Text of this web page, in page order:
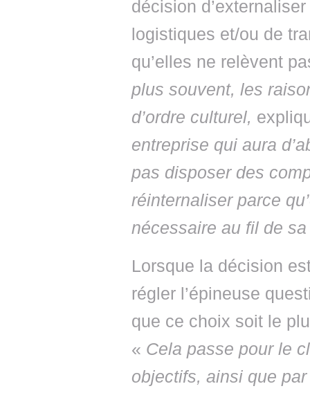
décision
logistiques et/ou de
qu’elles ne relèvent
plus souvent, les
d’ordre culturel,
entreprise qui aura
pas disposer des
réinternaliser parce
nécessaire au fil de
Lorsque la décision
régler l’épineuse
que ce choix soit le
« Cela passe pour le
objectifs, ainsi que